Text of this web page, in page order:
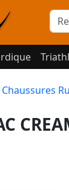
Chaussures